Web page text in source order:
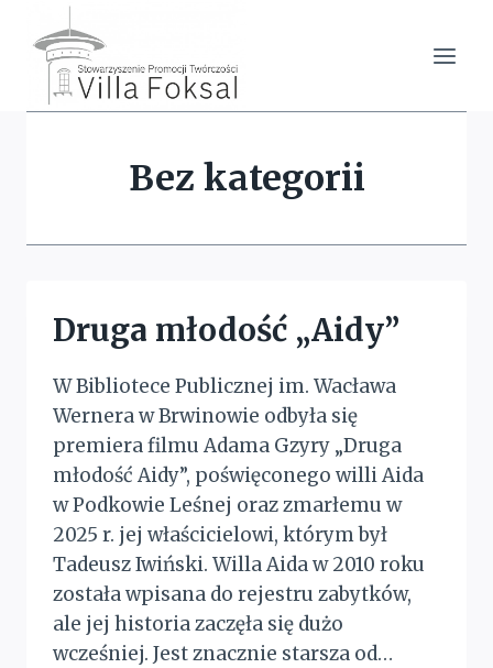
treści
Bez kategorii
Druga młodość „Aidy”
W Bibliotece Publicznej im. Wacława
Wernera w Brwinowie odbyła się
premiera filmu Adama Gzyry „Druga
młodość Aidy”, poświęconego willi Aida
w Podkowie Leśnej oraz zmarłemu w
2025 r. jej właścicielowi, którym był
Tadeusz Iwiński. Willa Aida w 2010 roku
została wpisana do rejestru zabytków,
ale jej historia zaczęła się dużo
wcześniej. Jest znacznie starsza od…